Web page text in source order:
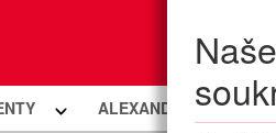
Moje
ALEXANDRIA